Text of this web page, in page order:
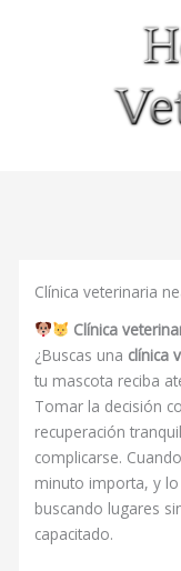
Clínica veterinaria
Clínica
¿Buscas una clínica
tu mascota reciba
Tomar la decisión
recuperación
complicarse.
minuto importa, y
buscando lugares
capacitado.